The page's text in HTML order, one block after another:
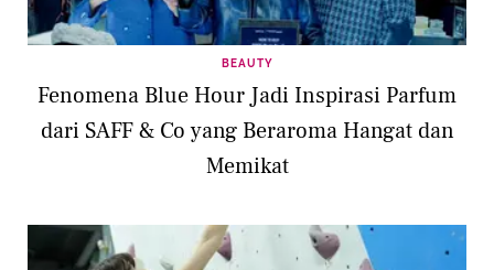
BEAUTY
Fenomena Blue Hour Jadi Inspirasi Parfum
dari SAFF & Co yang Beraroma Hangat dan
Memikat